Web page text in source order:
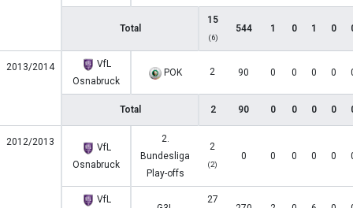
Total
15
(6)
544 1 0 1 0
2013/2014
VfL
Osnabruck
POK 2 90 0 0 0 0
Total 2 90 0 0 0 0
2012/2013
VfL
Osnabruck
2.
Bundesliga
Play-offs
2
(2)
0 0 0 0 0
VfL
27